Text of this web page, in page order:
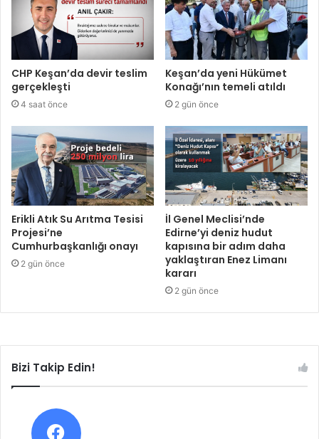
CHP Keşan’da devir teslim
gerçekleşti
4 saat önce
Keşan’da yeni Hükümet
Konağı’nın temeli atıldı
2 gün önce
Erikli Atık Su Arıtma Tesisi
Projesi’ne
Cumhurbaşkanlığı onayı
2 gün önce
İl Genel Meclisi’nde
Edirne’yi deniz hudut
kapısına bir adım daha
yaklaştıran Enez Limanı
kararı
2 gün önce
Bizi Takip Edin!